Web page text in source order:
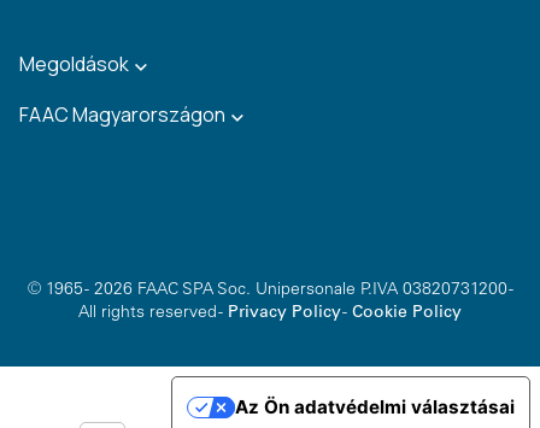
Megoldások
FAAC Magyarországon
© 1965 - 2026 FAAC SPA Soc. Unipersonale P.IVA 03820731200 -
All rights reserved - Privacy Policy- Cookie Policy
Az Ön adatvédelmi választásai